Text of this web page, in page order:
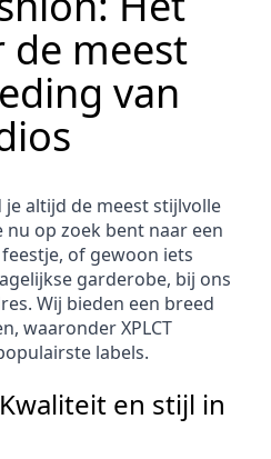
de meest
van
je altijd de meest stijlvolle
op zoek bent naar een
of gewoon iets
garderobe, bij ons
Wij bieden een breed
waaronder XPLCT
labels.
en stijl in